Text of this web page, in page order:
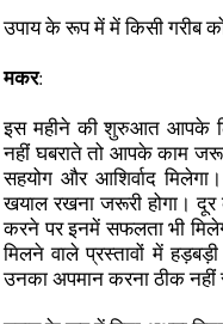
उपाय के रूप में में किसी गरीब
मकर:
इस महीने की शुरुआत आपके
नहीं घबराते तो आपके काम
सहयोग और आशिर्वाद
खयाल रखना जरूरी होगा।
करने पर इनमें सफलता भी
मिलने वाले प्रस्तावों में
उनका अपमान करना ठीक नहीं